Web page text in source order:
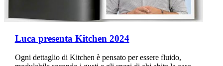
Luca presenta Kitchen 2024
Ogni dettaglio di Kitchen è pensato per essere fluido,